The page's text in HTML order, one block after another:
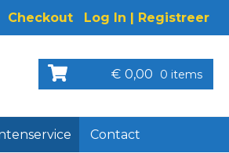
Checkout Log In | Registreer
€ 0,00 0 items
Contact